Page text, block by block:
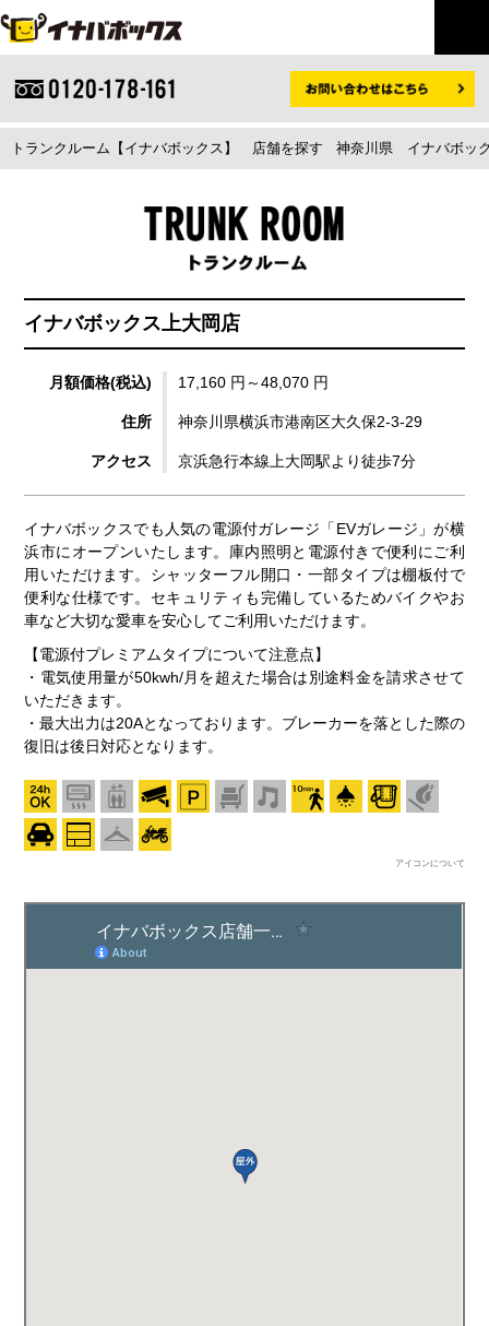
トランクルーム【イナバボックス】 店舗を探す 神奈川県 イナバボッ
イナバボックス上大岡店
月額価格(税込) 17,160 円～48,070 円
住所 神奈川県横浜市港南区大久保2-3-29
アクセス 京浜急行本線上大岡駅より徒歩7分
イナバボックスでも人気の電源付ガレージ「EVガレージ」が横
浜市にオープンいたします。庫内照明と電源付きで便利にご利
用いただけます。シャッターフル開口・一部タイプは棚板付で
便利な仕様です。セキュリティも完備しているためバイクやお
車など大切な愛車を安心してご利用いただけます。
【電源付プレミアムタイプについて注意点】
・電気使用量が50kwh/月を超えた場合は別途料金を請求させて
いただきます。
・最大出力は20Aとなっております。ブレーカーを落とした際の
復旧は後日対応となります。
アイコンについて